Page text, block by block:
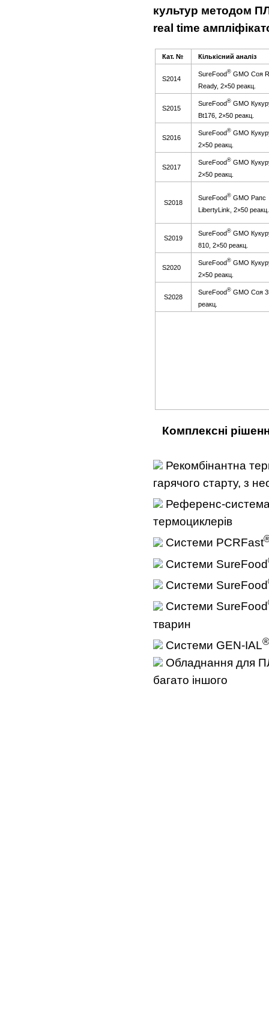
культур методом П
real time ампліфі
Кат. № Кількісний аналіз
S2014
SureFood® GMO Соя
Ready, 2×50 реакц.
S2015
SureFood® GMO
Bt176, 2×50 реакц.
S2016
SureFood® GMO
2×50 реакц.
S2017
SureFood® GMO
2×50 реакц.
S2018
SureFood® GMO Рапс
LibertyLink, 2×50 реакц.
S2019
SureFood® GMO
810, 2×50 реакц.
S2020
SureFood® GMO
2×50 реакц.
S2028
SureFood® GMO Соя
реакц.
Комплексні рішен
Рекомбінантна
гарячого старту, з
Референс-
термоциклерів
Системи PCRFast
Системи SureFood
Системи SureFood
Системи SureFood
тварин
Системи GEN-IAL®
Обладнання для
багато іншого